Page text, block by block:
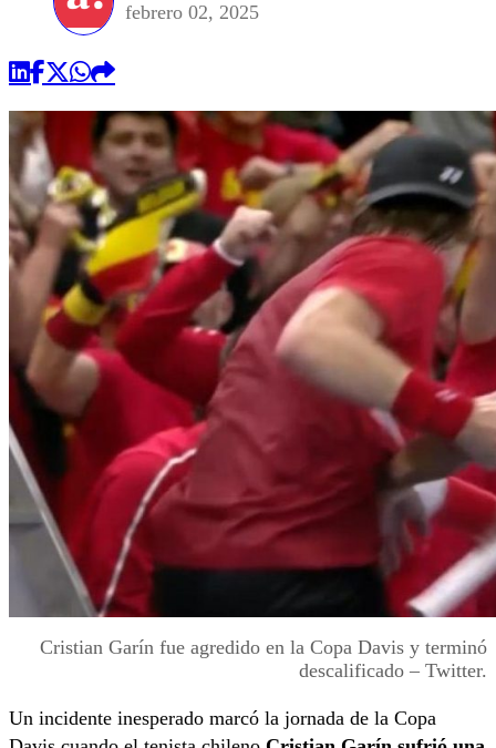
febrero 02, 2025
Cristian Garín fue agredido en la Copa Davis y terminó
descalificado – Twitter.
Un incidente inesperado marcó la jornada de la Copa